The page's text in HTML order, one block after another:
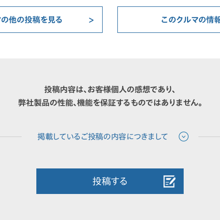
他の投稿を見る このクルマの情
投稿内容は、お客様個人の感想であり、
弊社製品の性能、機能を保証するものではありません。
投稿する